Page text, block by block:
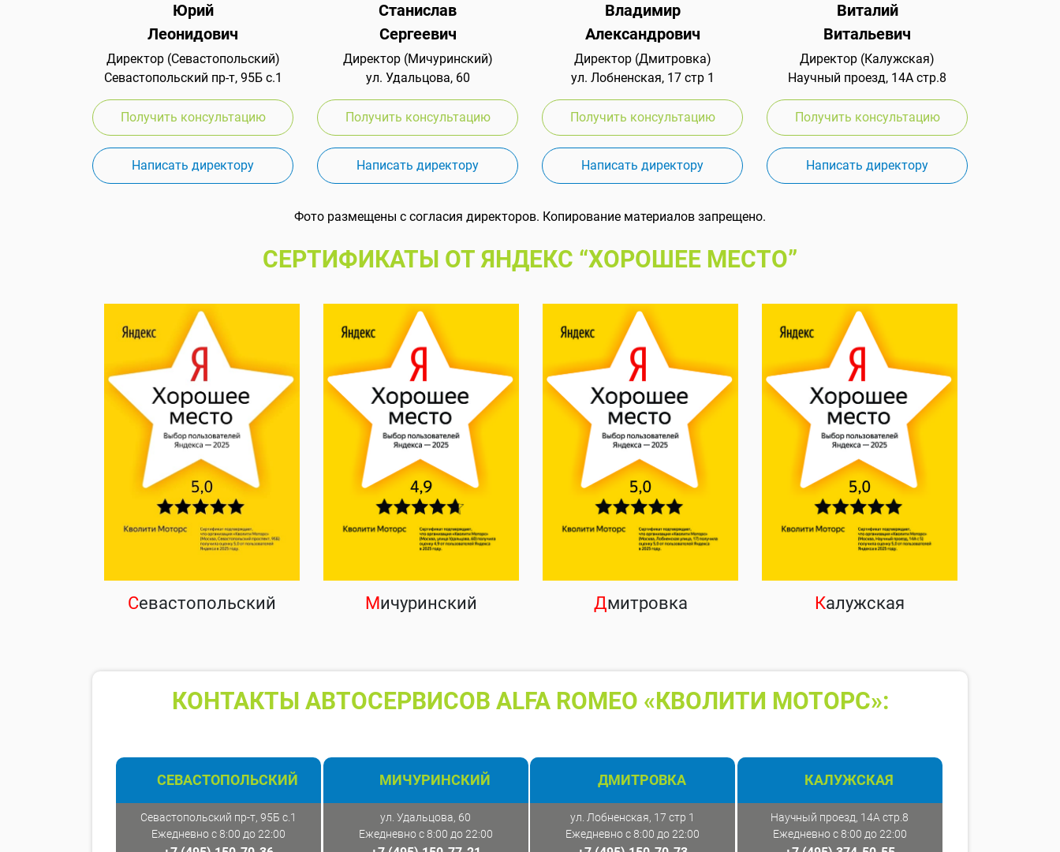
Юрий
Леонидович
Директор (Севастопольский)
Севастопольский пр-т, 95Б с.1
Получить консультацию
Написать директору
Станислав
Сергеевич
Директор (Мичуринский)
ул. Удальцова, 60
Получить консультацию
Написать директору
Владимир
Александрович
Директор (Дмитровка)
ул. Лобненская, 17 стр 1
Получить консультацию
Написать директору
Виталий
Витальевич
Директор (Калужская)
Научный проезд, 14А стр.8
Получить консультацию
Написать директору
Фото размещены с согласия директоров. Копирование материалов запрещено.
СЕРТИФИКАТЫ ОТ ЯНДЕКС “ХОРОШЕЕ МЕСТО”
Севастопольский Мичуринский Дмитровка Калужская
КОНТАКТЫ АВТОСЕРВИСОВ ALFA ROMEO «КВОЛИТИ МОТОРС»:
СЕВАСТОПОЛЬСКИЙ
Севастопольский пр-т, 95Б с.1
Ежедневно с 8:00 до 22:00
МИЧУРИНСКИЙ
ул. Удальцова, 60
Ежедневно с 8:00 до 22:00
ДМИТРОВКА
ул. Лобненская, 17 стр 1
Ежедневно с 8:00 до 22:00
КАЛУЖСКАЯ
Научный проезд, 14А стр.8
Ежедневно с 8:00 до 22:00